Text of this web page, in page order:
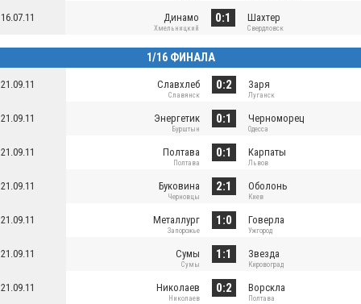
16.07.11 Динамо
Хмельницкий
0:1 Шахтер
Свердловск
1/16 ФИНАЛА
21.09.11 Славхлеб
Славянск
0:2 Заря
Луганск
21.09.11 Энергетик
Бурштын
0:1 Черноморец
Одесса
21.09.11 Полтава
Полтава
0:1 Карпаты
Львов
21.09.11 Буковина
Черновцы
2:1 Оболонь
Киев
21.09.11 Металлург
Запорожье
1:0 Говерла
Ужгород
21.09.11 Сумы
Сумы
1:1 Звезда
Кировоград
21.09.11 Николаев
Николаев
0:2 Ворскла
Полтава